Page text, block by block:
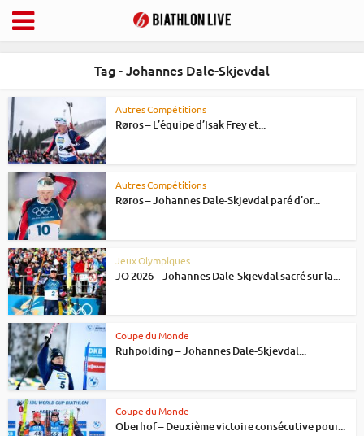
Tag - Johannes Dale-Skjevdal
Autres Compétitions
Røros – L’équipe d’Isak Frey et...
Autres Compétitions
Røros – Johannes Dale-Skjevdal paré d’or...
Jeux Olympiques
JO 2026 – Johannes Dale-Skjevdal sacré sur la...
Coupe du Monde
Ruhpolding – Johannes Dale-Skjevdal...
Coupe du Monde
Oberhof – Deuxième victoire consécutive pour...